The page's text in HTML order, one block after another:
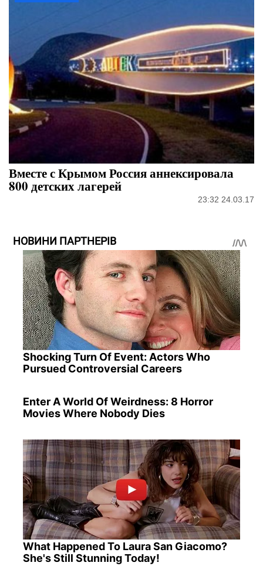
Вместе с Крымом Россия аннексировала
800 детских лагерей
23:32 24.03.17
НОВИНИ ПАРТНЕРІВ
Shocking Turn Of Event: Actors Who
Pursued Controversial Careers
Enter A World Of Weirdness: 8 Horror
Movies Where Nobody Dies
What Happened To Laura San Giacomo?
She's Still Stunning Today!